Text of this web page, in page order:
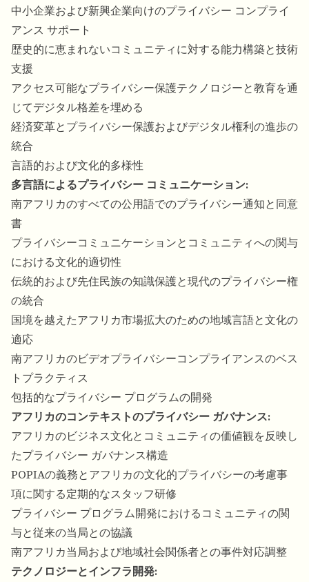
中小企業および新興企業向けのプライバシー コンプライ
アンス サポート
歴史的に恵まれないコミュニティに対する能力構築と技術
支援
アクセス可能なプライバシー保護テクノロジーと教育を通
じてデジタル格差を埋める
経済変革とプライバシー保護およびデジタル権利の進歩の
統合
言語的および文化的多様性
多言語によるプライバシー コミュニケーション:
南アフリカのすべての公用語でのプライバシー通知と同意
書
プライバシーコミュニケーションとコミュニティへの関与
における文化的適切性
伝統的および先住民族の知識保護と現代のプライバシー権
の統合
国境を越えたアフリカ市場拡大のための地域言語と文化の
適応
南アフリカのビデオプライバシーコンプライアンスのベス
トプラクティス
包括的なプライバシー プログラムの開発
アフリカのコンテキストのプライバシー ガバナンス:
アフリカのビジネス文化とコミュニティの価値観を反映し
たプライバシー ガバナンス構造
POPIAの義務とアフリカの文化的プライバシーの考慮事
項に関する定期的なスタッフ研修
プライバシー プログラム開発におけるコミュニティの関
与と従来の当局との協議
南アフリカ当局および地域社会関係者との事件対応調整
テクノロジーとインフラ開発: